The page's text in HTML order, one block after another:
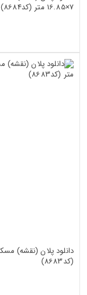
7×16.85 متر (کد8684)
(کد8683)